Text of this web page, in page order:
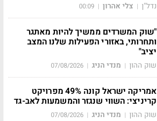
נדל"ן | צלי אהרון |
00:09
"שוק המשרדים ממשיך להיות מאתגר
ותחרותי, באזורי הפעילות שלנו המצב
יציב"
שוק ההון | מנדי הניג |
07/08/2026
אמריקה ישראל קונה 49% מפרויקט
קריניצי: השווי שנגזר והמשמעות לאב-גד
שוק ההון | מנדי הניג |
07/08/2026